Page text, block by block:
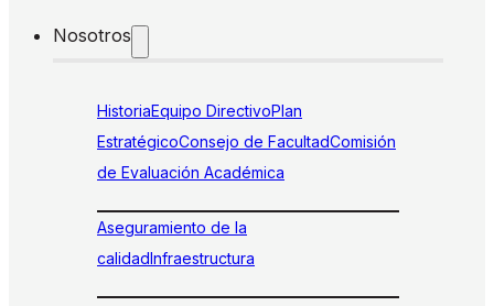
Nosotros
HistoriaEquipo DirectivoPlan
EstratégicoConsejo de FacultadComisión
de Evaluación Académica
Aseguramiento de la
calidadInfraestructura